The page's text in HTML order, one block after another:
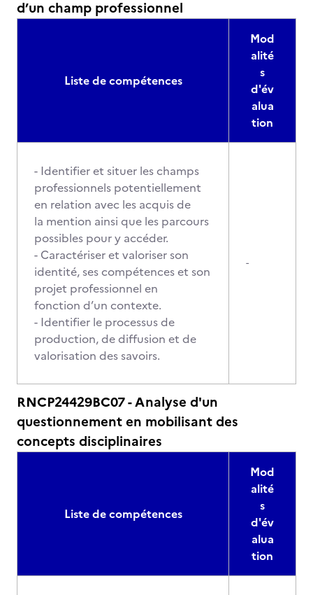
d’un champ professionnel
Liste de compétences
Mod
alité
s
d'év
alua
tion
- Identifier et situer les champs
professionnels potentiellement
en relation avec les acquis de
la mention ainsi que les parcours
possibles pour y accéder.
- Caractériser et valoriser son
identité, ses compétences et son
projet professionnel en
fonction d’un contexte.
- Identifier le processus de
production, de diffusion et de
valorisation des savoirs.
-
RNCP24429BC07 - Analyse d'un
questionnement en mobilisant des
concepts disciplinaires
Liste de compétences
Mod
alité
s
d'év
alua
tion